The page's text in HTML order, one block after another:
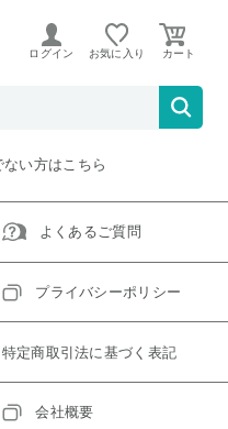
ログイン お気に入り
またはただいま取り扱い
い方はこちら
よくあるご質問
プライバシーポリシー
特定商取引法に基づく表記
会社概要